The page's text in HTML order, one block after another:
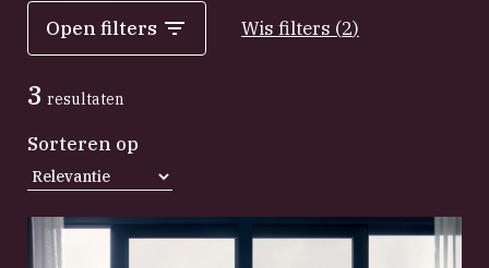
Open filters Wis filters (2)
3 resultaten
Sorteren op